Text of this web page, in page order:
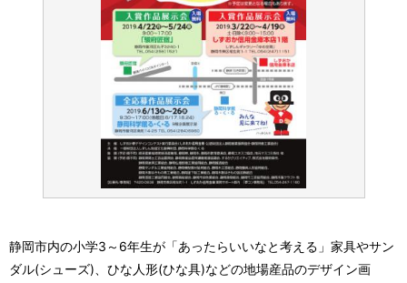
静岡市内の小学3～6年生が「あったらいいなと考える」家具やサン
ダル(シューズ)、ひな人形(ひな具)などの地場産品のデザイン画